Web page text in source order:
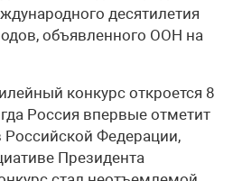
десятилетия
объявленного ООН на
конкурс откроется 8
Россия впервые отметит
Федерации,
Президента